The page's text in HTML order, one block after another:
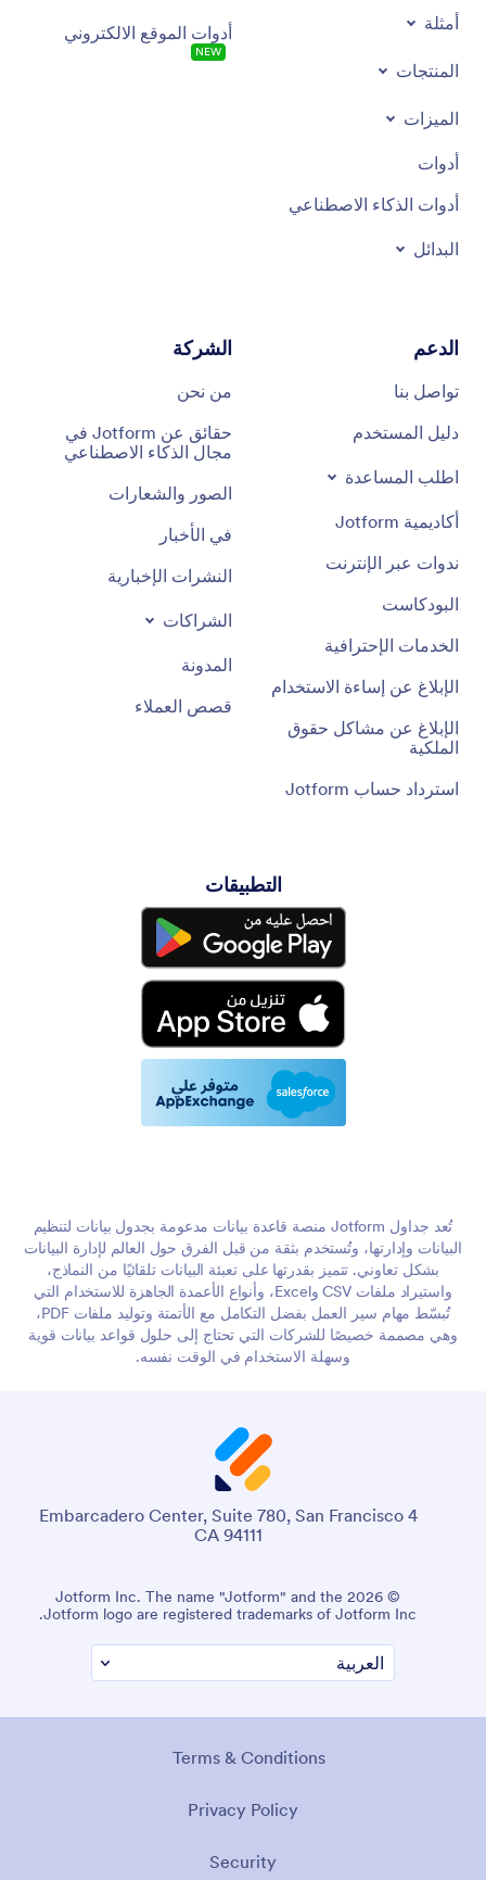
أمثلة
المنتجات
الميزات
أدوات
أدوات الذكاء الاصطناعي
البدائل
أدوات الموقع الالكتروني
NEW
الدعم
تواصل بنا
دليل المستخدم
اطلب المساعدة
أكاديمية Jotform
ندوات عبر الإنترنت
البودكاست
الخدمات الإحترافية
الإبلاغ عن إساءة الاستخدام
الإبلاغ عن مشاكل حقوق
الملكية
استرداد حساب Jotform
الشركة
من نحن
حقائق عن Jotform في
مجال الذكاء الاصطناعي
الصور والشعارات
في الأخبار
النشرات الإخبارية
الشراكات
المدونة
قصص العملاء
التطبيقات
تُعد جداول Jotform منصة قاعدة بيانات مدعومة بجدول بيانات لتنظيم
البيانات وإدارتها، وتُستخدم بثقة من قبل الفرق حول العالم لإدارة البيانات
بشكل تعاوني. تتميز بقدرتها على تعبئة البيانات تلقائيًا من النماذج،
واستيراد ملفات CSV وExcel، وأنواع الأعمدة الجاهزة للاستخدام التي
تُبسّط مهام سير العمل بفضل التكامل مع الأتمتة وتوليد ملفات PDF،
وهي مصممة خصيصًا للشركات التي تحتاج إلى حلول قواعد بيانات قوية
وسهلة الاستخدام في الوقت نفسه.
4 Embarcadero Center, Suite 780, San Francisco
CA 94111
© 2026 Jotform Inc. The name "Jotform" and the
Jotform logo are registered trademarks of Jotform Inc.
Terms & Conditions
Privacy Policy
Security